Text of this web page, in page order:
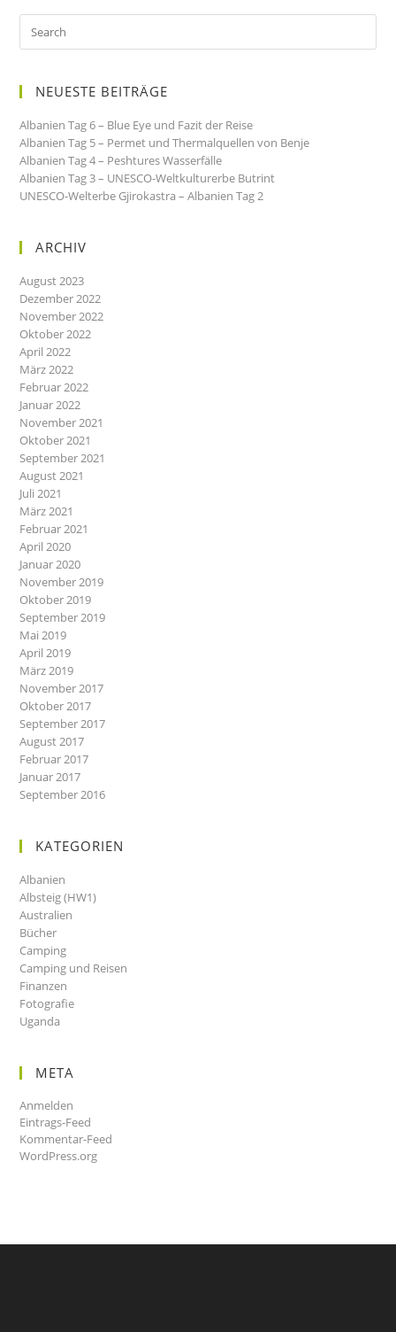
NEUESTE BEITRÄGE
Albanien Tag 6 – Blue Eye und Fazit der Reise
Albanien Tag 5 – Permet und Thermalquellen von Benje
Albanien Tag 4 – Peshtures Wasserfälle
Albanien Tag 3 – UNESCO-Weltkulturerbe Butrint
UNESCO-Welterbe Gjirokastra – Albanien Tag 2
ARCHIV
August 2023
Dezember 2022
November 2022
Oktober 2022
April 2022
März 2022
Februar 2022
Januar 2022
November 2021
Oktober 2021
September 2021
August 2021
Juli 2021
März 2021
Februar 2021
April 2020
Januar 2020
November 2019
Oktober 2019
September 2019
Mai 2019
April 2019
März 2019
November 2017
Oktober 2017
September 2017
August 2017
Februar 2017
Januar 2017
September 2016
KATEGORIEN
Albanien
Albsteig (HW1)
Australien
Bücher
Camping
Camping und Reisen
Finanzen
Fotografie
Uganda
META
Anmelden
Eintrags-Feed
Kommentar-Feed
WordPress.org